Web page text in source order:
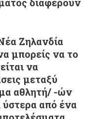
Ζηλανδία
μπορείς να το
να
μεταξύ
αθλητή/ -ών
από ένα